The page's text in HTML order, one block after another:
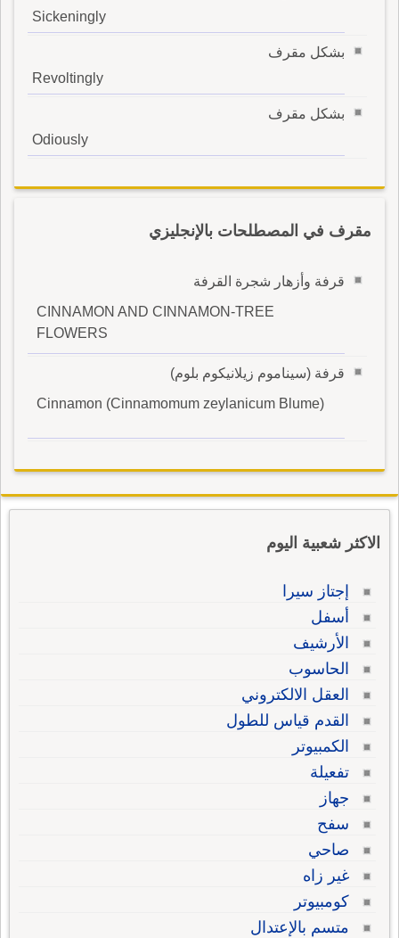
Sickeningly
بشكل مقرف
Revoltingly
بشكل مقرف
Odiously
مقرف في المصطلحات بالإنجليزي
قرفة وأزهار شجرة القرفة
CINNAMON AND CINNAMON-TREE
FLOWERS
قرفة (سيناموم زيلانيكوم بلوم)
Cinnamon (Cinnamomum zeylanicum Blume)
الاكثر شعبية اليوم
إجتاز سيرا
أسفل
الأرشيف
الحاسوب
العقل الالكتروني
القدم قياس للطول
الكمبيوتر
تفعيلة
جهاز
سفح
صاحي
غير زاه
كومبيوتر
متسم بالإعتدال